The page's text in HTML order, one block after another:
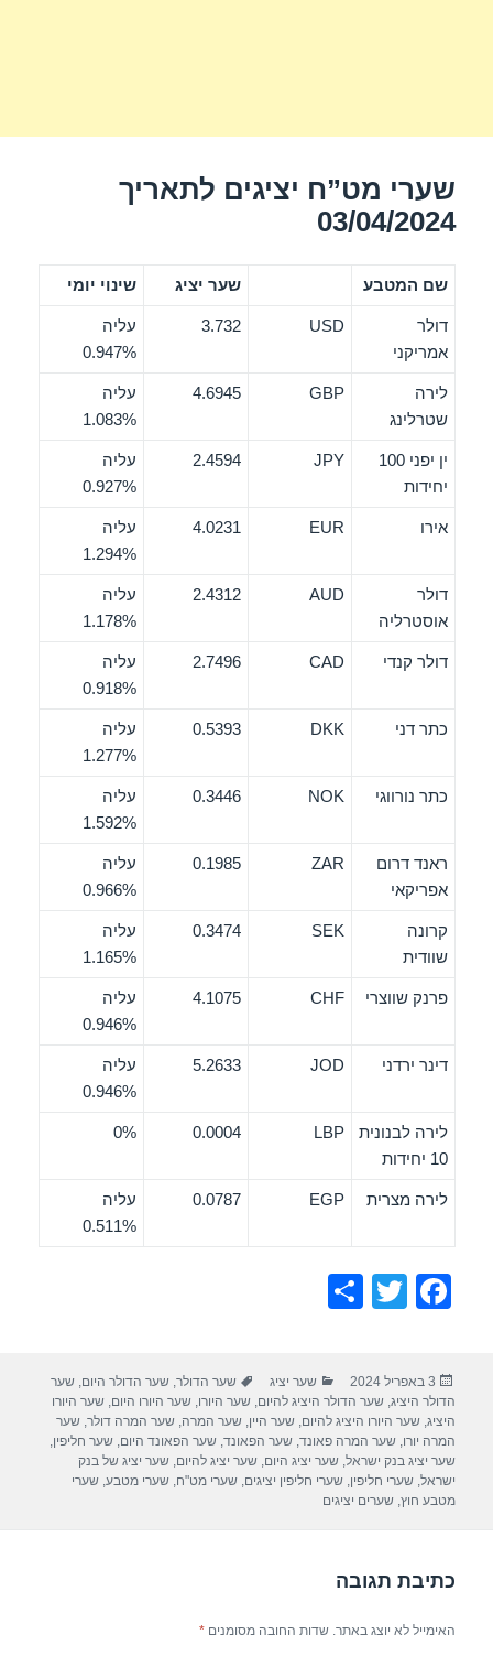
שערי מט”ח יציגים לתאריך
03/04/2024
שם המטבע שער יציג שינוי יומי
דולר
אמריקני
USD
3.732
עליה
0.947%
לירה
שטרלינג
GBP
4.6945
עליה
1.083%
ין יפני 100
יחידות
JPY
2.4594
עליה
0.927%
אירו EUR
4.0231
עליה
1.294%
דולר
אוסטרליה
AUD
2.4312
עליה
1.178%
דולר קנדי CAD
2.7496
עליה
0.918%
כתר דני DKK
0.5393
עליה
1.277%
כתר נורווגי NOK
0.3446
עליה
1.592%
ראנד דרום
אפריקאי
ZAR
0.1985
עליה
0.966%
קרונה
שוודית
SEK
0.3474
עליה
1.165%
פרנק שווצרי CHF
4.1075
עליה
0.946%
דינר ירדני JOD
5.2633
עליה
0.946%
לירה לבנונית
10 יחידות
LBP
0.0004
0%
לירה מצרית EGP
0.0787
עליה
0.511%
F
e
b
o
o
T
er
e
פורסם
בתאריך
3 באפריל 2024 קטגוריות
שער יציג תגיות
שער הדולר,שער הדולר היום,שער
הדולר היציג,שער הדולר היציג להיום,שער היורו,שער היורו היום,שער היורו
היציג,שער היורו היציג להיום,שער היין,שער המרה,שער המרה דולר,שער
המרה יורו,שער המרה פאונד,שער הפאונד,שער הפאונד היום,שער חליפין,
שער יציג בנק ישראל,שער יציג היום,שער יציג להיום,שער יציג של בנק
ישראל,שערי חליפין,שערי חליפין יציגים,שערי מט"ח,שערי מטבע,שערי
מטבע חוץ,שערים יציגים
כתיבת תגובה
האימייל לא יוצג באתר. שדות החובה מסומנים*